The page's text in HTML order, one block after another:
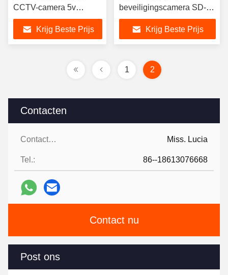
Contacten
Contacten: Miss. Lucia
Tel.: 86--18613076668
Contact nu
Post ons
CCTV-camera 5v
uitgangsspanning
Krijg Beste Prijs
beveiligingscamera SD-
kaart
Krijg Beste Prijs
1 2